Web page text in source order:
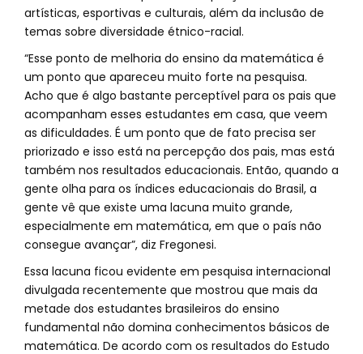
artísticas, esportivas e culturais, além da inclusão de
temas sobre diversidade étnico-racial.
“Esse ponto de melhoria do ensino da matemática é
um ponto que apareceu muito forte na pesquisa.
Acho que é algo bastante perceptível para os pais que
acompanham esses estudantes em casa, que veem
as dificuldades. É um ponto que de fato precisa ser
priorizado e isso está na percepção dos pais, mas está
também nos resultados educacionais. Então, quando a
gente olha para os índices educacionais do Brasil, a
gente vê que existe uma lacuna muito grande,
especialmente em matemática, em que o país não
consegue avançar”, diz Fregonesi.
Essa lacuna ficou evidente em pesquisa internacional
divulgada recentemente que mostrou que mais da
metade dos estudantes brasileiros do ensino
fundamental não domina conhecimentos básicos de
matemática. De acordo com os resultados do Estudo